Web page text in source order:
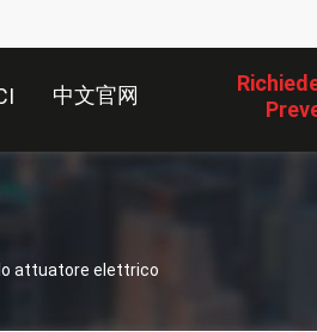
中文官网
attuatore elettrico